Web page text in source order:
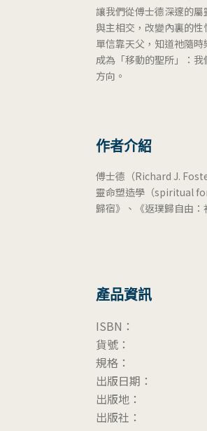
讓我們從傅士德深邃的
與主相交，改變內裏的
單信靠天父，知道祂隨
成為「移動的聖所」：
方向。
作者介紹
傅士德（Richard J.
靈命塑造學（spiritual
歸宿》、《返璞歸自由
產品資訊
ISBN：
貨號：
規格：
出版日期：
出版地：
出版社：